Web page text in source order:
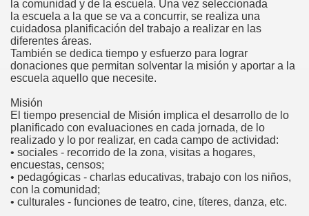
la comunidad y de la escuela. Una vez seleccionada
la escuela a la que se va a concurrir, se realiza una
cuidadosa planificación del trabajo a realizar en las
diferentes áreas.
También se dedica tiempo y esfuerzo para lograr
donaciones que permitan solventar la misión y aportar a la
escuela aquello que necesite.
Misión
El tiempo presencial de Misión implica el desarrollo de lo
planificado con evaluaciones en cada jornada, de lo
realizado y lo por realizar, en cada campo de actividad:
• sociales - recorrido de la zona, visitas a hogares,
encuestas, censos;
• pedagógicas - charlas educativas, trabajo con los niños,
con la comunidad;
• culturales - funciones de teatro, cine, títeres, danza, etc.